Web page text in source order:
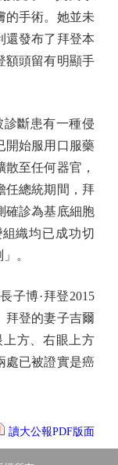
的手術。她並未
還發布了拜登本
額頭留有明顯手
斷患有一種侵
開始服用口服藥
至任何器官，
任總統期間，拜
確診為基底細胞
織均已成功切
。
博·拜登2015
拜登的妻子吉爾
上方、右眼上方
處已被證實是癌
讀大公報PDF版面